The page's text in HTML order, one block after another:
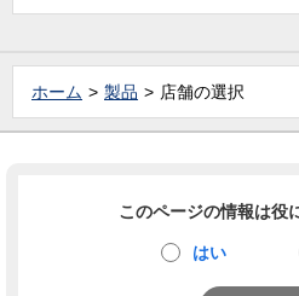
ホーム 製品 店舗の選択
このページの情報は役
はい